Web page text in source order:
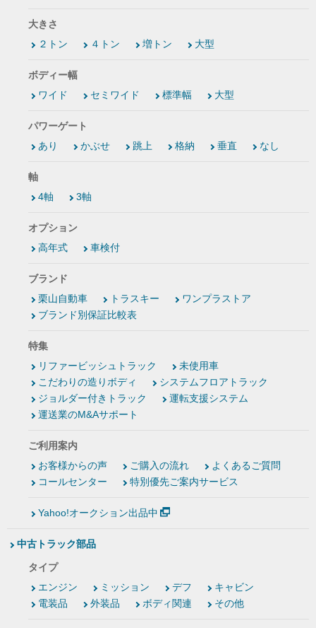
大きさ
２トン
４トン 増トン 大型
ボディー幅
ワイド
セミワイド 標準幅 大型
パワーゲート
あり
かぶせ 跳上 格納 垂直 なし
軸
4軸
3軸
オプション
高年式
車検付
ブランド
栗山自動車
トラスキー
ワンプラストア
ブランド別保証比較表
特集
リファービッシュトラック
未使用車
こだわりの造りボディ
システムフロアトラック
ジョルダー付きトラック
運転支援システム
運送業のM&Aサポート
ご利用案内
お客様からの声
ご購入の流れ
よくあるご質問
コールセンター
特別優先ご案内サービス
Yahoo!オークション出品中
中古トラック部品
タイプ
エンジン
ミッション デフ
キャビン
電装品
外装品 ボディ関連 その他